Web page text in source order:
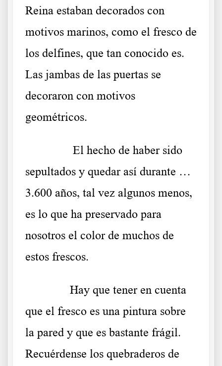
Reina estaban decorados con
motivos marinos, como el fresco de
los delfines, que tan conocido es.
Las jambas de las puertas se
decoraron con motivos
geométricos.
El hecho de haber sido
sepultados y quedar así durante …
3.600 años, tal vez algunos menos,
es lo que ha preservado para
nosotros el color de muchos de
estos frescos.
Hay que tener en cuenta
que el fresco es una pintura sobre
la pared y que es bastante frágil.
Recuérdense los quebraderos de